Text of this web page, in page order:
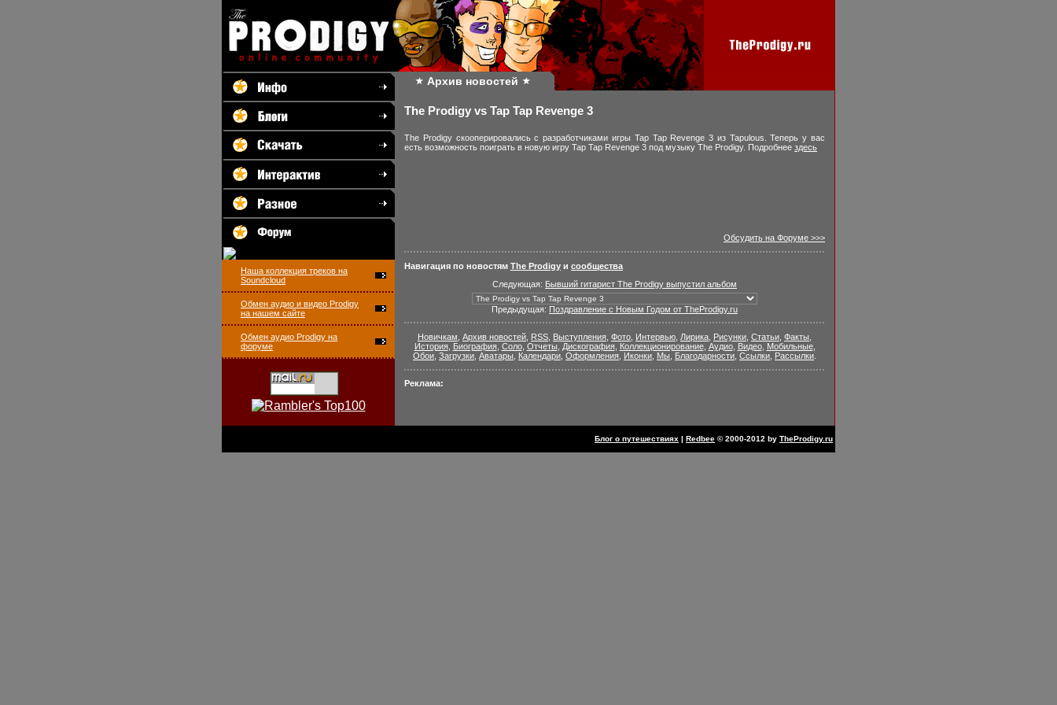
Наша коллекция треков на
Soundcloud
Обмен аудио и видео Prodigy
на нашем сайте
Обмен аудио Prodigy на
форуме
Архив новостей
The Prodigy vs Tap Tap Revenge 3
The Prodigy скооперировались с разработчиками игры Tap Tap Revenge 3 из Tapulous. Теперь у вас
есть возможность поиграть в новую игру Tap Tap Revenge 3 под музыку The Prodigy. Подробнее здесь
Обсудить на Форуме >>>
Навигация по новостям The Prodigy и сообщества
Следующая: Бывший гитарист The Prodigy выпустил альбом
Предыдущая: Поздравление с Новым Годом от TheProdigy.ru
Новичкам Архив новостей RSS Выступления Фото Интервью Лирика Рисунки Статьи Факты
История, Биография, Соло, Отчеты Дискография, Коллекционирование, Аудио, Видео, Мобильные,
Обои Загрузки Аватары Календари Оформления Иконки Мы Благодарности Ссылки Рассылки
Реклама:
Блог о путешествиях | Redbee © 2000-2012 by TheProdigy.ru